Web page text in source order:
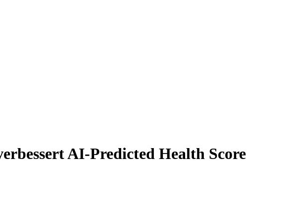
AI-Predicted Health Score